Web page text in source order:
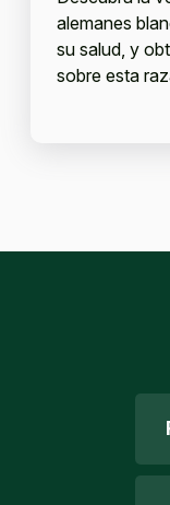
alemanes
su salud, y
sobre esta